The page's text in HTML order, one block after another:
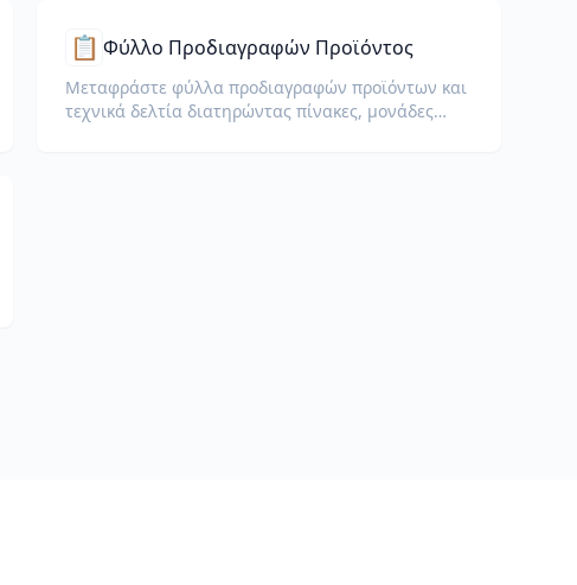
📋 Φύλλο Προδιαγραφών Προϊόντος
Μεταφράστε φύλλα προδιαγραφών προϊόντων και
τεχνικά δελτία διατηρώντας πίνακες, μονάδες